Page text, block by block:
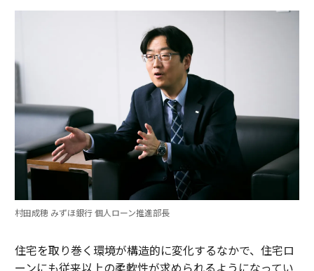
村田成穂 みずほ銀行 個人ローン推進部長
住宅を取り巻く環境が構造的に変化するなかで、住宅ロ